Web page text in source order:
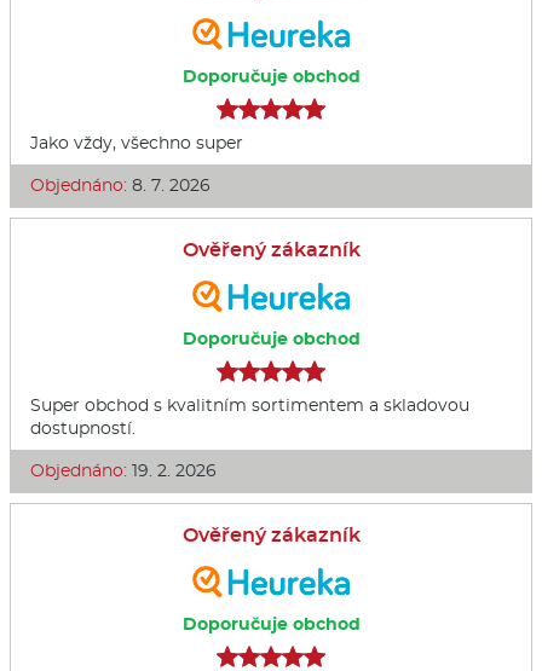
Doporučuje obchod
Jako vždy, všechno super
Objednáno: 8. 7. 2026
Ověřený zákazník
Doporučuje obchod
Super obchod s kvalitním sortimentem a skladovou
dostupností.
Objednáno: 19. 2. 2026
Ověřený zákazník
Doporučuje obchod